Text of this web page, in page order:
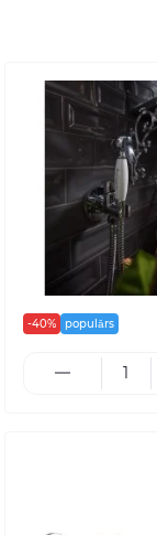
-40% populārs